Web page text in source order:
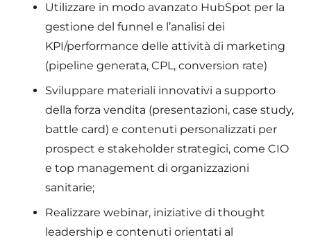
Utilizzare in modo avanzato HubSpot per la
gestione del funnel e l’analisi dei
KPI/performance delle attività di marketing
(pipeline generata, CPL, conversion rate)
Sviluppare materiali innovativi a supporto
della forza vendita (presentazioni, case study,
battle card) e contenuti personalizzati per
prospect e stakeholder strategici, come CIO
e top management di organizzazioni
sanitarie;
Realizzare webinar, iniziative di thought
leadership e contenuti orientati al